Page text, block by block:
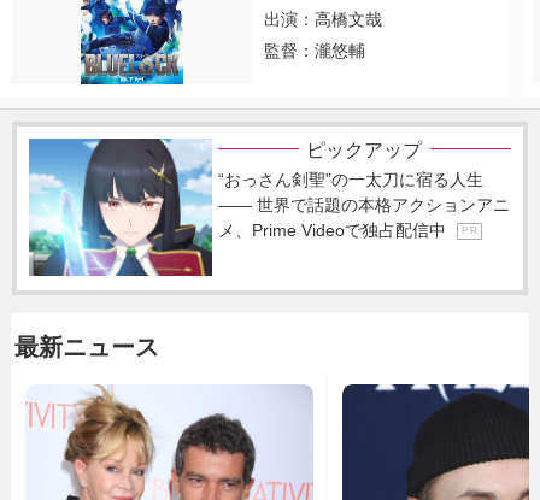
出演：高橋文哉
監督：瀧悠輔
ピックアップ
“おっさん剣聖”の一太刀に宿る人生
―― 世界で話題の本格アクションアニ
メ、Prime Videoで独占配信中
P R
最新ニュース